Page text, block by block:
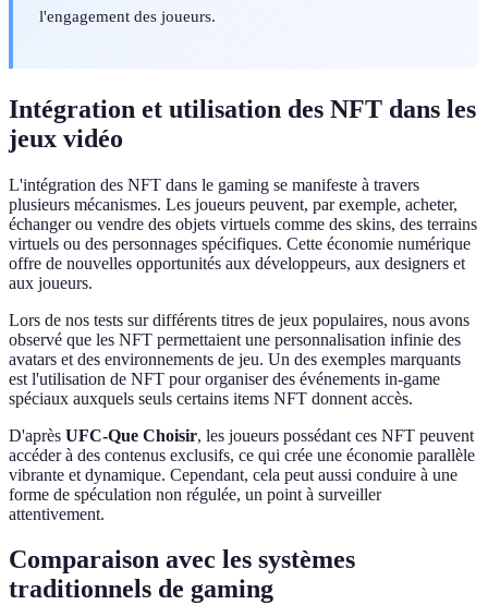
l'engagement des joueurs.
Intégration et utilisation des NFT dans les
jeux vidéo
L'intégration des NFT dans le gaming se manifeste à travers
plusieurs mécanismes. Les joueurs peuvent, par exemple, acheter,
échanger ou vendre des objets virtuels comme des skins, des terrains
virtuels ou des personnages spécifiques. Cette économie numérique
offre de nouvelles opportunités aux développeurs, aux designers et
aux joueurs.
Lors de nos tests sur différents titres de jeux populaires, nous avons
observé que les NFT permettaient une personnalisation infinie des
avatars et des environnements de jeu. Un des exemples marquants
est l'utilisation de NFT pour organiser des événements in-game
spéciaux auxquels seuls certains items NFT donnent accès.
D'après UFC-Que Choisir, les joueurs possédant ces NFT peuvent
accéder à des contenus exclusifs, ce qui crée une économie parallèle
vibrante et dynamique. Cependant, cela peut aussi conduire à une
forme de spéculation non régulée, un point à surveiller
attentivement.
Comparaison avec les systèmes
traditionnels de gaming